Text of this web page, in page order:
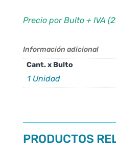
Precio por Bulto + IVA
Información adicional
Cant. x Bulto
1 Unidad
PRODUCTOS